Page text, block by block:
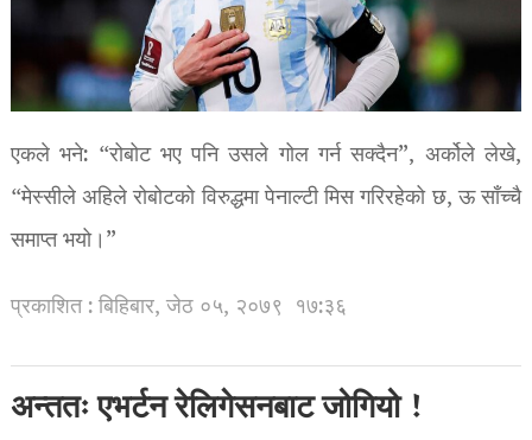
एकले भने: “रोबोट भए पनि उसले गोल गर्न सक्दैन”, अर्कोले लेखे,
“मेस्सीले अहिले रोबोटको विरुद्धमा पेनाल्टी मिस गरिरहेको छ, ऊ साँच्चै
समाप्त भयो।”
प्रकाशित : बिहिबार, जेठ ०५, २०७९ १७:३६
अन्ततः एभर्टन रेलिगेसनबाट जोगियो !